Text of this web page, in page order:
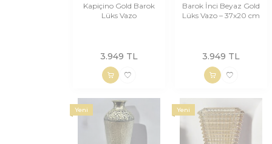
Kapiçino Gold Barok
Lüks Vazo
3.949 TL
Barok İnci Beyaz Gold
Lüks Vazo – 37x20 cm
3.949 TL
Yeni Yeni